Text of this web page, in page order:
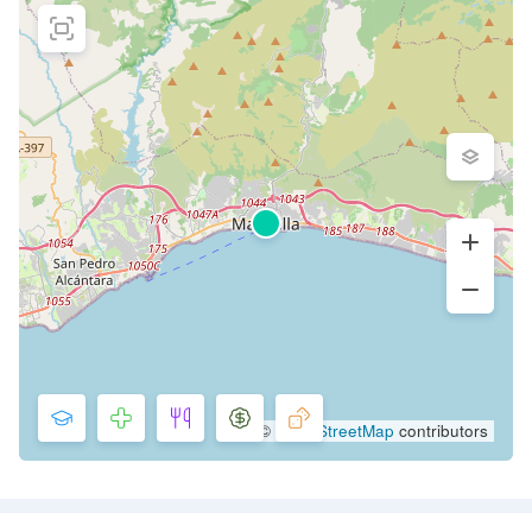
© OpenStreetMap contributors